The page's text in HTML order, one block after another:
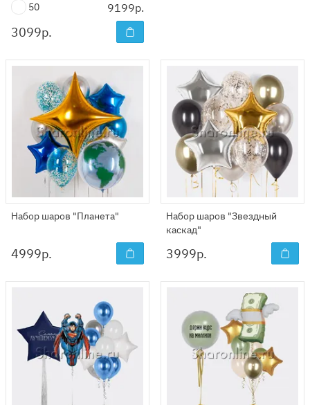
50 9199р.
3099р.
Набор шаров "Планета"
4999р.
Набор шаров "Звездный
каскад"
3999р.